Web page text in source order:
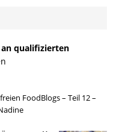
qualifizierten
FoodBlogs – Teil 12 –